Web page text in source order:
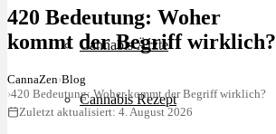
Cannabis Ärzte
Cannabis Rezept
420 Bedeutung: Woher
kommt der Begriff wirklich?
CannaZen›Blog
›420 Bedeutung: Woher kommt der Begriff wirklich?
Zuletzt aktualisiert: 4. August 2026